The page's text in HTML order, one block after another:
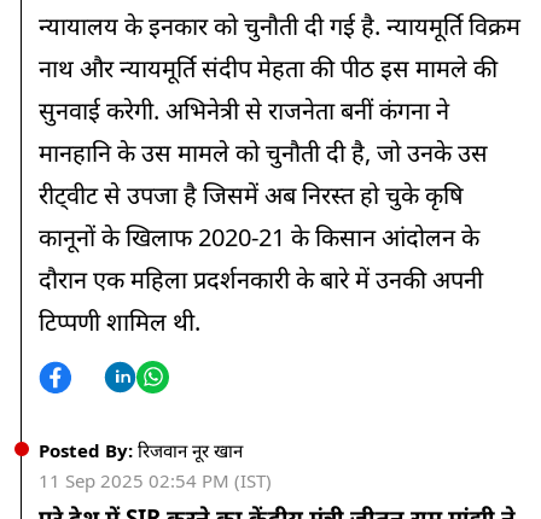
न्यायालय के इनकार को चुनौती दी गई है. न्यायमूर्ति विक्रम
नाथ और न्यायमूर्ति संदीप मेहता की पीठ इस मामले की
सुनवाई करेगी. अभिनेत्री से राजनेता बनीं कंगना ने
मानहानि के उस मामले को चुनौती दी है, जो उनके उस
रीट्वीट से उपजा है जिसमें अब निरस्त हो चुके कृषि
कानूनों के खिलाफ 2020-21 के किसान आंदोलन के
दौरान एक महिला प्रदर्शनकारी के बारे में उनकी अपनी
टिप्पणी शामिल थी.
Posted By: रिजवान नूर खान
11 Sep 2025 02:54 PM (IST)